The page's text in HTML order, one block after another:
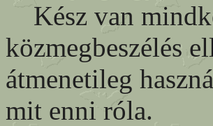
Kész van
közmegbeszélés
átmenetileg
mit enni róla.